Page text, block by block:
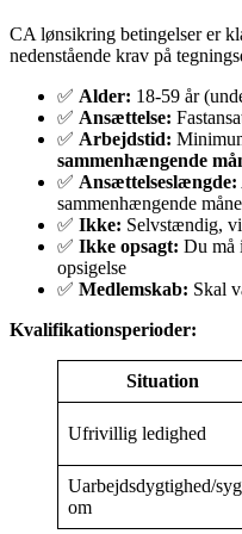
CA lønsikring betingelser er
nedenstående krav på
✅ Alder: 18-59 år
✅ Ansættelse:
✅ Arbejdstid:
sammenhængende
✅ Ansættelseslængde:
sammenhængende
✅ Ikke: Selvstændig,
✅ Ikke opsagt: Du må
opsigelse
✅ Medlemskab: Skal
Kvalifikationsperioder:
Situation
Ufrivillig ledighed
Uarbejdsdygtighed/
om